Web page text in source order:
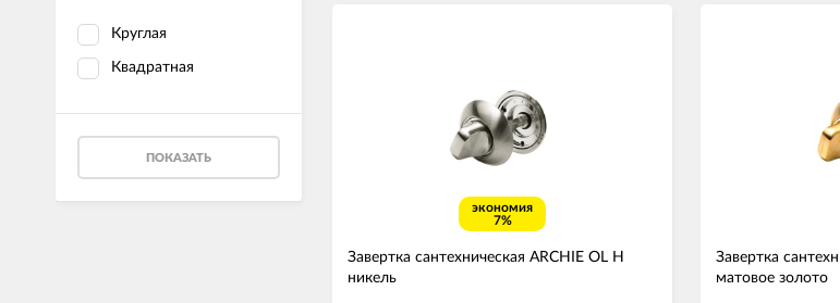
Круглая
Квадратная
ПОКАЗАТЬ
экономия
7%
Завертка сантехническая ARCHIE OL H
никель
Завертка
матовое золото